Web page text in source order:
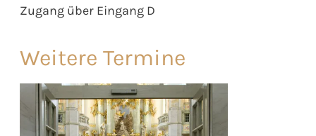
Zugang über Eingang D
Weitere Termine